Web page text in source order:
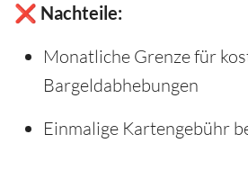
❌ Nachteile:
Monatliche Grenze für
Bargeldabhebungen
Einmalige Kartengebühr